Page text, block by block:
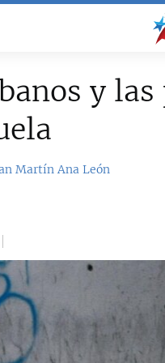
y
Martín Ana León